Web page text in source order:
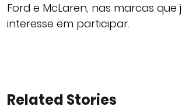
Ford e McLaren, nas marcas
interesse em participar.
Related Stories